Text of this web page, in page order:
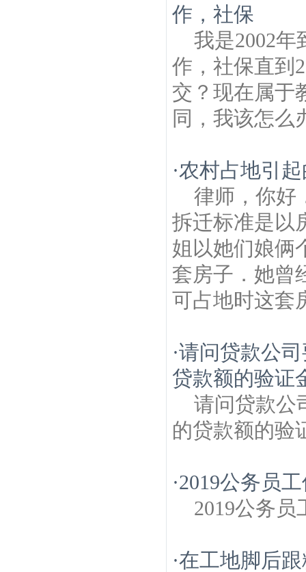
作，社保
我是2002
作，社保直到
交？现在属于
同，我该怎么
·农村占地引
律师，你好
拆迁标准是以
姐以她们娘俩
套房子．她曾
可占地时这套
·请问贷款公
贷款额的验证
请问贷款公
的贷款额的验
·2019公务员
2019公务
·在工地脚后